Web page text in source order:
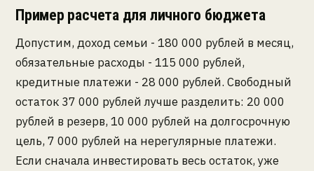
Пример расчета для личного бюджета
Допустим, доход семьи - 180 000 рублей в месяц,
обязательные расходы - 115 000 рублей,
кредитные платежи - 28 000 рублей. Свободный
остаток 37 000 рублей лучше разделить: 20 000
рублей в резерв, 10 000 рублей на долгосрочную
цель, 7 000 рублей на нерегулярные платежи.
Если сначала инвестировать весь остаток, уже